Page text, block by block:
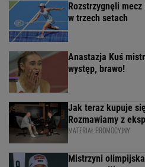
Rozstrzygnęli
w trzech setach
Anastazja Kuś
występ, brawo!
Jak teraz kupuje
Rozmawiamy z
MATERIAŁ PROMOCYJNY
Mistrzyni